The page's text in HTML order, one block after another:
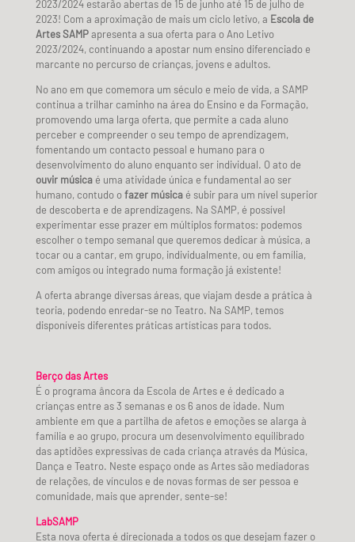
2023/2024 estarão abertas de 15 de junho até 15 de julho de
2023! Com a aproximação de mais um ciclo letivo, a Escola de
Artes SAMPapresenta a sua oferta para o Ano Letivo
2023/2024, continuando a apostar num ensino diferenciado e
marcante no percurso de crianças, jovens e adultos.
No ano em que comemora um século e meio de vida, a SAMP
continua a trilhar caminho na área do Ensino e da Formação,
promovendo uma larga oferta, que permite a cada aluno
perceber e compreender o seu tempo de aprendizagem,
fomentando um contacto pessoal e humano para o
desenvolvimento do aluno enquanto ser individual. O ato de
ouvir músicaé uma atividade única e fundamental ao ser
humano, contudo ofazer músicaé subir para um nível superior
de descoberta e de aprendizagens. Na SAMP, é possível
experimentar esse prazer em múltiplos formatos: podemos
escolher o tempo semanal que queremos dedicar à música, a
tocar ou a cantar, em grupo, individualmente, ou em família,
com amigos ou integrado numa formação já existente!
A oferta abrange diversas áreas, que viajam desde a prática à
teoria, podendo enredar-se no Teatro. Na SAMP, temos
disponíveis diferentes práticas artísticas para todos.
Berço das Artes
É o programa âncora da Escola de Artes e é dedicado a
crianças entre as 3 semanas e os 6 anos de idade. Num
ambiente em que a partilha de afetos e emoções se alarga à
família e ao grupo, procura um desenvolvimento equilibrado
das aptidões expressivas de cada criança através da Música,
Dança e Teatro. Neste espaço onde as Artes são mediadoras
de relações, de vínculos e de novas formas de ser pessoa e
comunidade, mais que aprender, sente-se!
LabSAMP
Esta nova oferta é direcionada a todos os que desejam fazer o